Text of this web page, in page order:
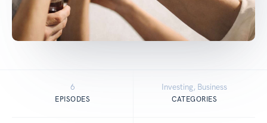
6
EPISODES
Investing, Business
CATEGORIES